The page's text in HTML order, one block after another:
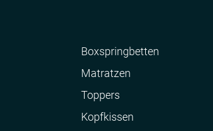
Boxspringbetten
Matratzen
Toppers
Kopfkissen